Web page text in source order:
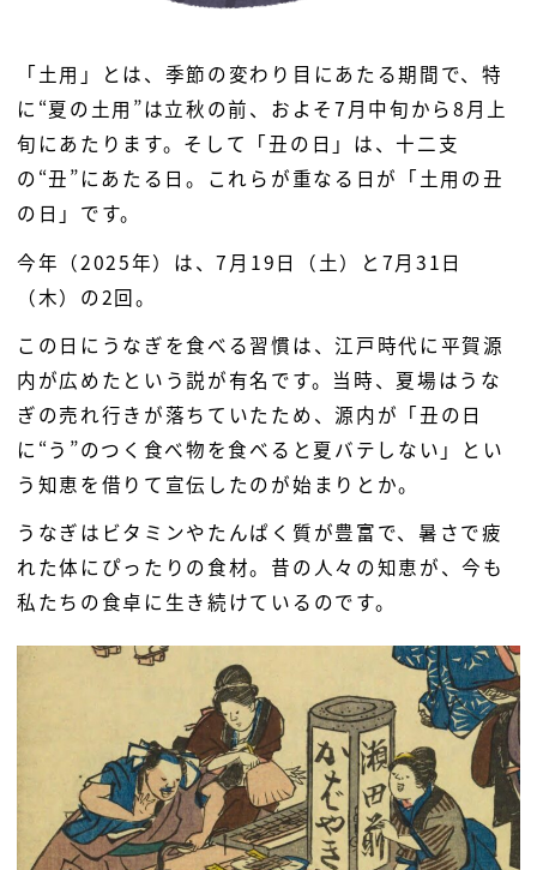
「土用」とは、季節の変わり目にあたる期間で、特
に“夏の土用”は立秋の前、およそ7月中旬から8月上
旬にあたります。そして「丑の日」は、十二支
の“丑”にあたる日。これらが重なる日が「土用の丑
の日」です。
今年（2025年）は、7月19日（土）と7月31日
（木）の2回。
この日にうなぎを食べる習慣は、江戸時代に平賀源
内が広めたという説が有名です。当時、夏場はうな
ぎの売れ行きが落ちていたため、源内が「丑の日
に“う”のつく食べ物を食べると夏バテしない」とい
う知恵を借りて宣伝したのが始まりとか。
うなぎはビタミンやたんぱく質が豊富で、暑さで疲
れた体にぴったりの食材。昔の人々の知恵が、今も
私たちの食卓に生き続けているのです。